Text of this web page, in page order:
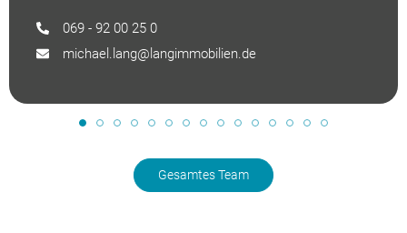
069 - 92 00 25 0
michael.lang@langimmobilien.de
Gesamtes Team